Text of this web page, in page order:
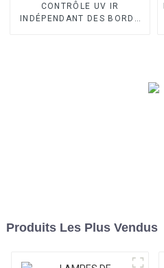
CONTRÔLE UV IR
INDÉPENDANT DES BORDS
Produits Les Plus Vendus